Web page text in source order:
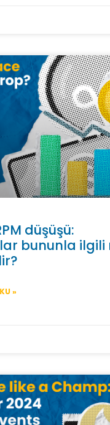
düşüşü:
bununla ilgili
»